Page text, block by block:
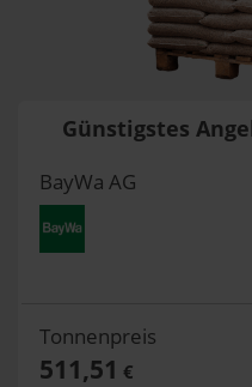
Günstigstes
BayWa AG
Tonnenpreis
511,51 €